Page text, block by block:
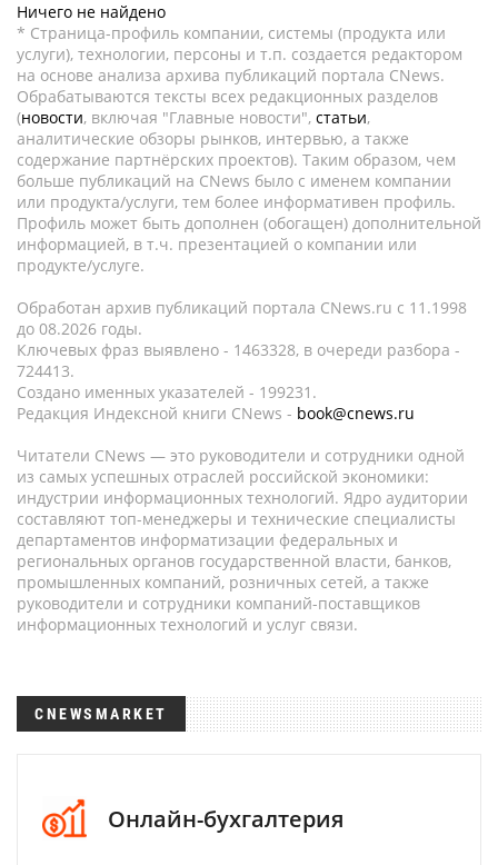
Ничего не найдено
* Страница-профиль компании, системы (продукта или
услуги), технологии, персоны и т.п. создается редактором
на основе анализа архива публикаций портала CNews.
Обрабатываются тексты всех редакционных разделов
(новости, включая "Главные новости", статьи,
аналитические обзоры рынков, интервью, а также
содержание партнёрских проектов). Таким образом, чем
больше публикаций на CNews было с именем компании
или продукта/услуги, тем более информативен профиль.
Профиль может быть дополнен (обогащен) дополнительной
информацией, в т.ч. презентацией о компании или
продукте/услуге.
Обработан архив публикаций портала CNews.ru c 11.1998
до 08.2026 годы.
Ключевых фраз выявлено - 1463328, в очереди разбора -
724413.
Создано именных указателей - 199231.
Редакция Индексной книги CNews - book@cnews.ru
Читатели CNews — это руководители и сотрудники одной
из самых успешных отраслей российской экономики:
индустрии информационных технологий. Ядро аудитории
составляют топ-менеджеры и технические специалисты
департаментов информатизации федеральных и
региональных органов государственной власти, банков,
промышленных компаний, розничных сетей, а также
руководители и сотрудники компаний-поставщиков
информационных технологий и услуг связи.
CNEWSMARKET
Онлайн-бухгалтерия